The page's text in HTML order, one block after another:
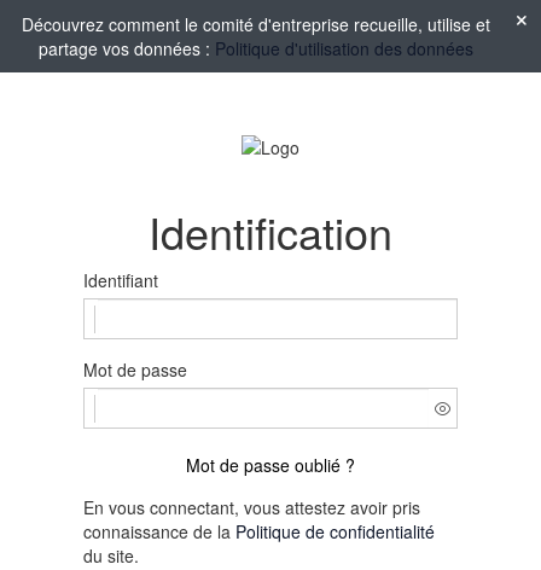
Découvrez comment le comité d'entreprise recueille, utilise et
partage vos données : Politique d'utilisation des données
Identification
Identifiant
Mot de passe
Mot de passe oublié ?
En vous connectant, vous attestez avoir pris
connaissance de la Politique de confidentialité
du site.